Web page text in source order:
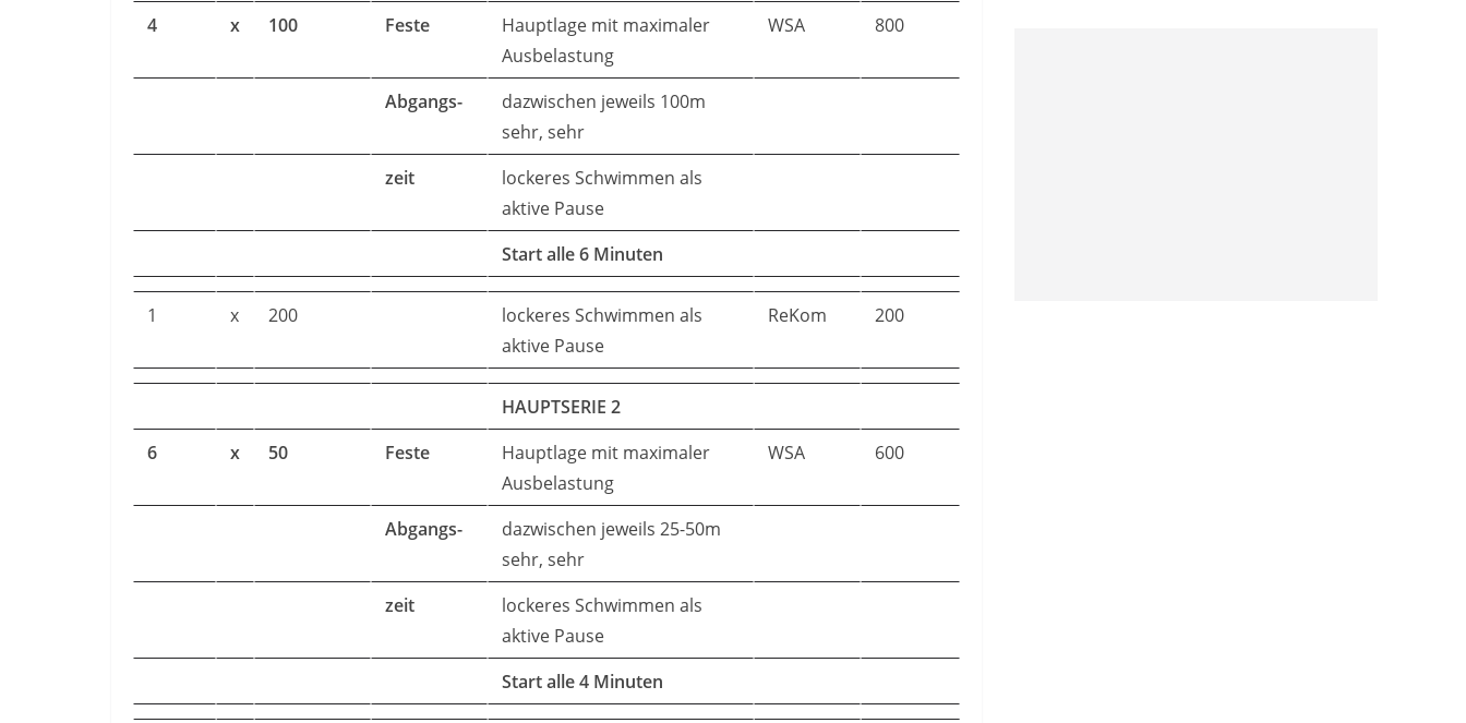
4
x 100 Feste
Hauptlage mit maximaler
Ausbelastung
WSA 800
Abgangs-
dazwischen jeweils 100m
sehr, sehr
zeit
lockeres Schwimmen als
aktive Pause
Start alle 6 Minuten
1 x 200
lockeres Schwimmen als
aktive Pause
ReKom 200
HAUPTSERIE 2
6
x 50 Feste
Hauptlage mit maximaler
Ausbelastung
WSA 600
Abgangs-
dazwischen jeweils 25-50m
sehr, sehr
zeit
lockeres Schwimmen als
aktive Pause
Start alle 4 Minuten